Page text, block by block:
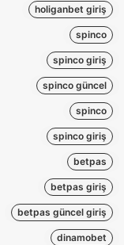
holiganbet giriş
spinco
spinco giriş
spinco güncel
spinco
spinco giriş
betpas
betpas giriş
betpas güncel giriş
dinamobet